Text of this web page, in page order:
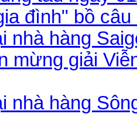
đình" bồ
nhà hàng
mừng giải
nhà hàng